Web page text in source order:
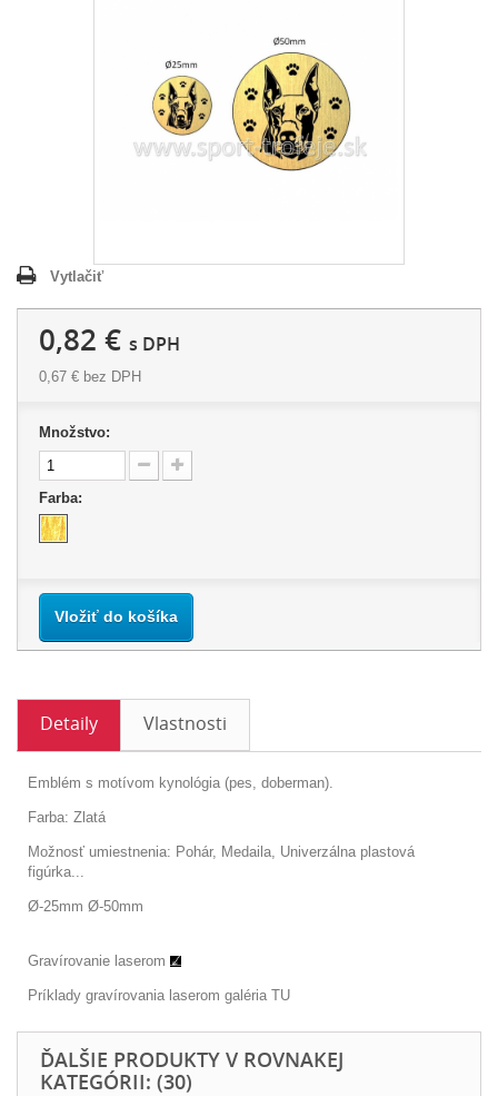
Vytlačiť
0,82 € s DPH
0,67 € bez DPH
Množstvo:
Farba:
Vložiť do košíka
Detaily Vlastnosti
Emblém s motívom kynológia (pes, doberman).
Farba: Zlatá
Možnosť umiestnenia: Pohár, Medaila, Univerzálna plastová
figúrka...
Ø-25mm Ø-50mm
Gravírovanie laserom
Príklady gravírovania laserom galéria TU
ĎALŠIE PRODUKTY V ROVNAKEJ
KATEGÓRII: (30)